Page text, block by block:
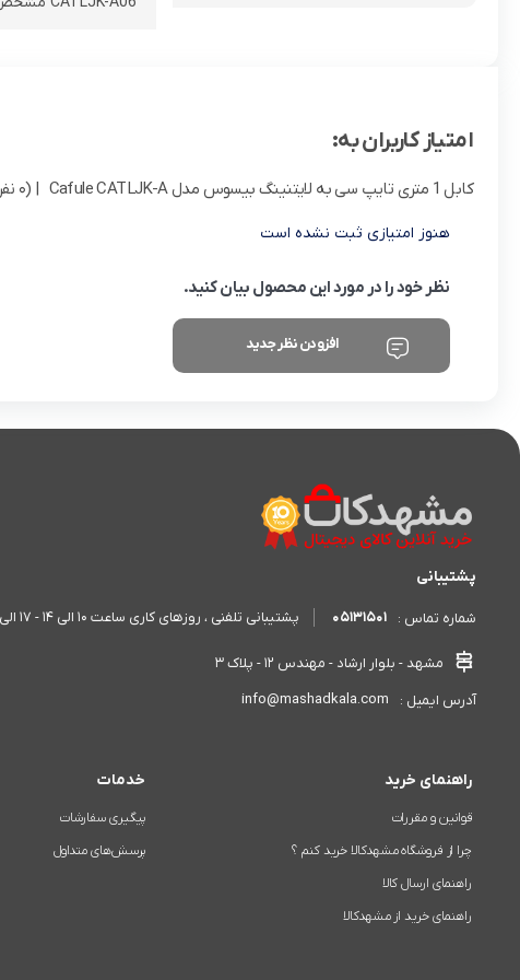
امتیاز کاربران به:
کابل 1 متری تایپ سی به لایتنینگ بیسوس مدل Cafule CATLJK-A | (0 نفر )
هنوز امتیازی ثبت نشده است
نظر خود را در مورد این محصول بیان کنید.
افزودن نظر جدید
پشتیبانی
شماره تماس : 05131501 پشتیبانی تلفنی ، روزهای کاری ساعت 10 الی 14 - 17 الی 20
مشهد - بلوار ارشاد - مهندس 12 - پلاک 3
آدرس ایمیل :
info@mashadkala.com
راهنمای خرید
قوانین و مقررات
چرا از فروشگاه مشهدکالا خرید کنم ؟
راهنمای ارسال کالا
راهنمای خرید از مشهدکالا
خدمات
پیگیری سفارشات
پرسش‌های متداول